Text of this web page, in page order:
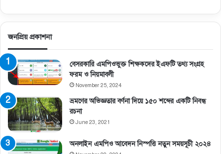
জনপ্রিয় প্রকাশনা
বেসরকারি এমপিওভুক্ত শিক্ষকদের ইএফটি তথ্য সংগ্রহ
ফরম ও নিয়মাবলী
November 25, 2024
ভ্রমণের অভিজ্ঞতার বর্ণনা দিয়ে ১৫০ শব্দের একটি নিবন্ধ
রচনা
June 23, 2021
অনলাইন এমপিও আবেদন নিস্পত্তি নতুন সময়সূচী ২০২৪